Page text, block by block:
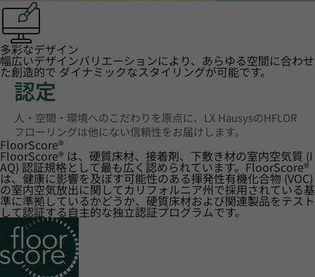
多彩なデザイン
幅広いデザインバリエーションにより、あらゆる空間に合わせ
た創造的で ダイナミックなスタイリングが可能です。
認定
人・空間・環境へのこだわりを原点に、LX HausysのHFLOR
フローリングは他にない信頼性をお届けします。
FloorScore®
FloorScore® は、硬質床材、接着剤、下敷き材の室内空気質 (I
AQ) 認証規格として最も広く認められています。FloorScore®
は、健康に影響を及ぼす可能性のある揮発性有機化合物 (VOC)
の室内空気放出に関してカリフォルニア州で採用されている基
準に準拠しているかどうか、硬質床材および関連製品をテスト
して認証する自主的な独立認証プログラムです。